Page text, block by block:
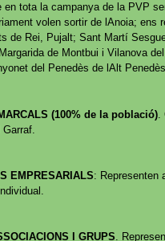
en tota la campanya de la PVP
volen sortir de lAnoia;
de Rei, Pujalt; Sant Martí
de Montbui i Vilanova
del Penedès de lAlt
(100% de la població).
EMPRESARIALS: Representen
I GRUPS .